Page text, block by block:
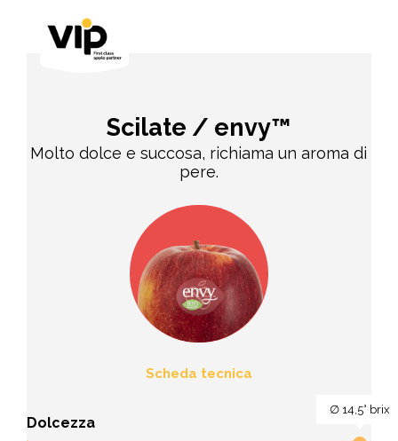
Scilate / envy™
Molto dolce e succosa, richiama un aroma di
pere.
Scheda tecnica
Dolcezza
∅ 14,5° brix